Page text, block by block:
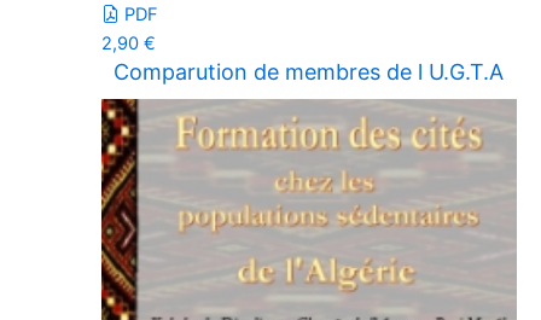
PDF
2,90 €
Comparution de membres de l U.G.T.A